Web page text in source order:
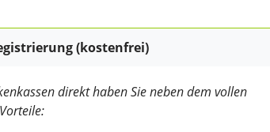
(kostenfrei)
direkt haben Sie neben dem vollen